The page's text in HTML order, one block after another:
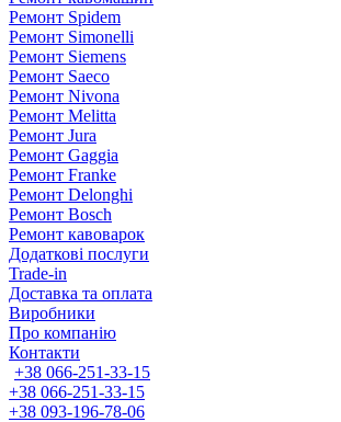
Ремонт Spidem
Ремонт Simonelli
Ремонт Siemens
Ремонт Saeco
Ремонт Nivona
Ремонт Melitta
Ремонт Jura
Ремонт Gaggia
Ремонт Franke
Ремонт Delonghi
Ремонт Bosch
Ремонт кавоварок
Додаткові послуги
Trade-in
Доставка та оплата
Виробники
Про компанію
Контакти
+38 066-251-33-15
+38 066-251-33-15
+38 093-196-78-06